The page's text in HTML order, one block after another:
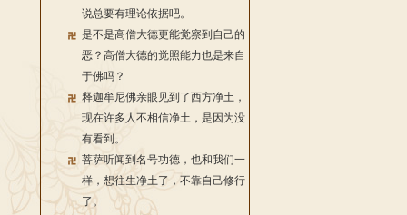
说总要有理论依据吧。
是不是高僧大德更能觉察到自己的
恶？高僧大德的觉照能力也是来自
于佛吗？
释迦牟尼佛亲眼见到了西方净土，
现在许多人不相信净土，是因为没
有看到。
菩萨听闻到名号功德，也和我们一
样，想往生净土了，不靠自己修行
了。